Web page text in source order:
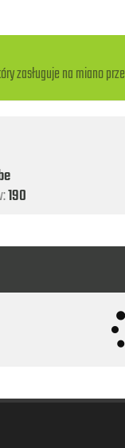
zasługuje na miano
190